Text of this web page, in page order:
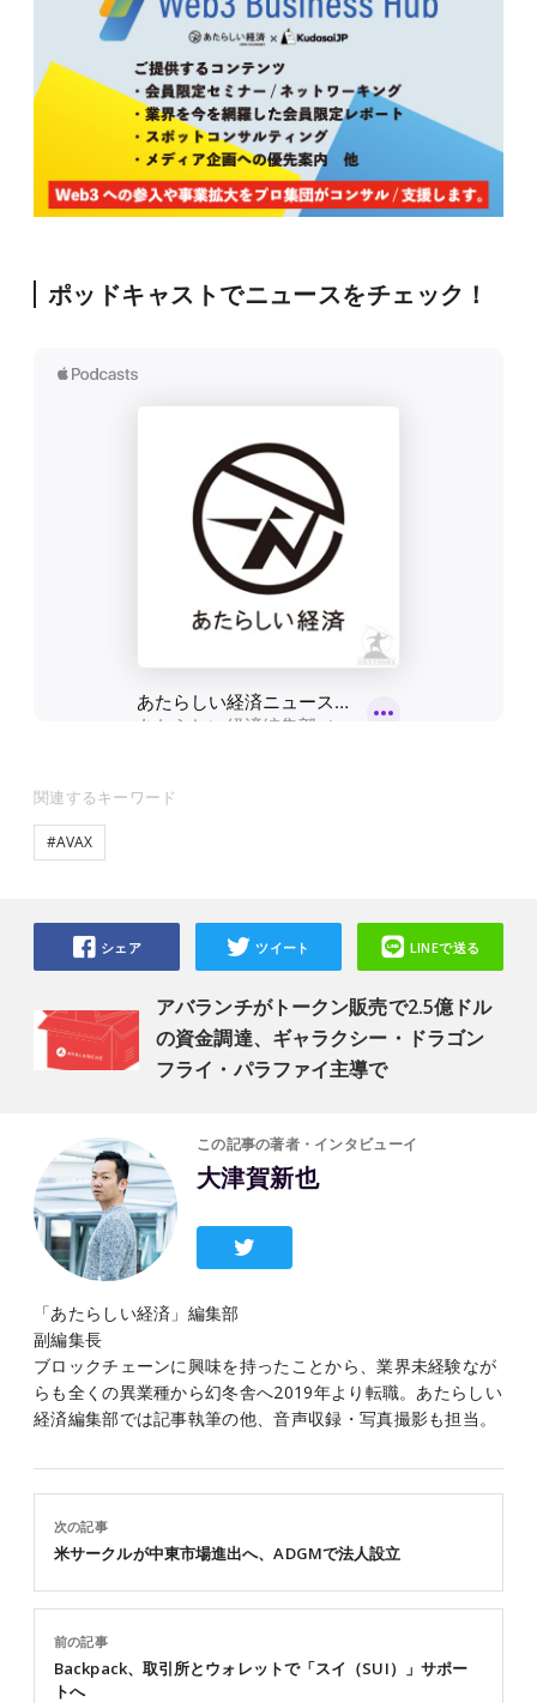
ポッドキャストでニュースをチェック！
関連するキーワード
#AVAX
アバランチがトークン販売で2.5億ドル
の資金調達、ギャラクシー・ドラゴン
フライ・パラファイ主導で
シェア ツイート LINEで送る
この記事の著者・インタビューイ
大津賀新也
「あたらしい経済」編集部
副編集長
ブロックチェーンに興味を持ったことから、業界未経験なが
らも全くの異業種から幻冬舎へ2019年より転職。あたらしい
経済編集部では記事執筆の他、音声収録・写真撮影も担当。
前の記事
Backpack、取引所とウォレットで「スイ（SUI）」サポー
トへ
次の記事
米サークルが中東市場進出へ、ADGMで法人設立